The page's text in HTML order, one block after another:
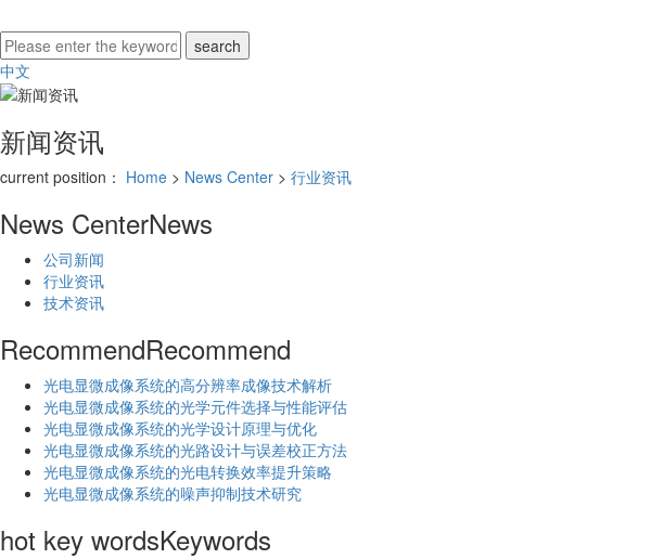
中文
新闻资讯
current position： Home > News Center > 行业资讯
News CenterNews
公司新闻
行业资讯
技术资讯
RecommendRecommend
光电显微成像系统的高分辨率成像技术解析
​光电显微成像系统的光学元件选择与性能评估
光电显微成像系统的光学设计原理与优化
光电显微成像系统的光路设计与误差校正方法
光电显微成像系统的光电转换效率提升策略
光电显微成像系统的噪声抑制技术研究
hot key wordsKeywords